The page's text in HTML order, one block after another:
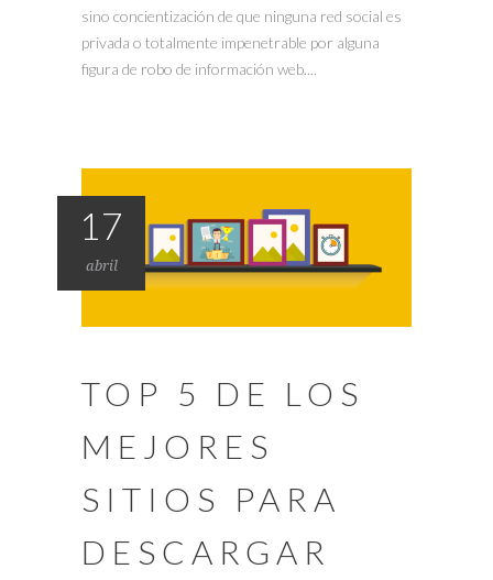
sino concientización de que ninguna red social es
privada o totalmente impenetrable por alguna
figura de robo de información web....
17
abril
TOP 5 DE LOS
MEJORES
SITIOS PARA
DESCARGAR